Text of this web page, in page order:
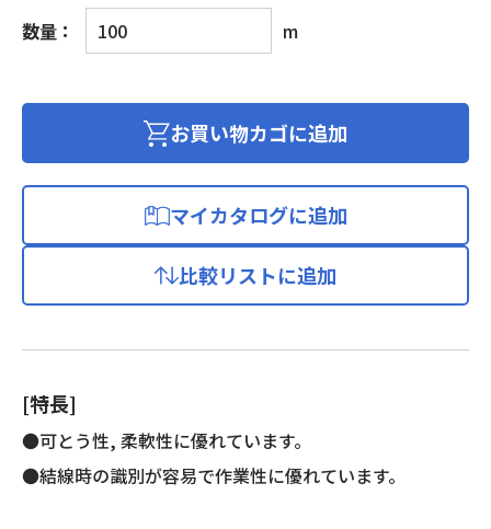
数量：
ビ
ニ
キ
ケ
ブ
m
お買い物カゴに追加
マイカタログに追加
比較リストに追加
[特長]
●可とう性, 柔軟性に優れています。
●結線時の識別が容易で作業性に優れています。